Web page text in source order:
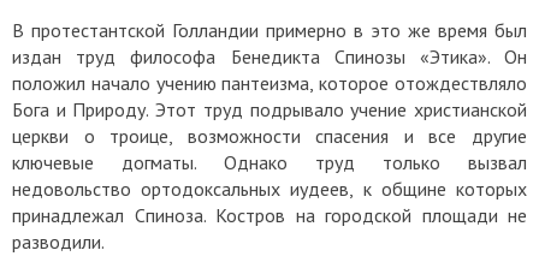
В протестантской Голландии примерно в это же время был
издан труд философа Бенедикта Спинозы «Этика». Он
положил начало учению пантеизма, которое отождествляло
Бога и Природу. Этот труд подрывало учение христианской
церкви о троице, возможности спасения и все другие
ключевые догматы. Однако труд только вызвал
недовольство ортодоксальных иудеев, к общине которых
принадлежал Спиноза. Костров на городской площади не
разводили.